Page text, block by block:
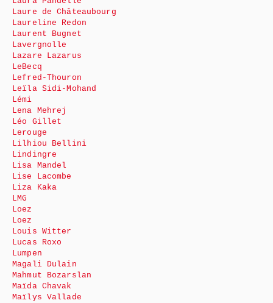
Laure de Châteaubourg
Laureline Redon
Laurent Bugnet
Lavergnolle
Lazare Lazarus
LeBecq
Lefred-Thouron
Leïla Sidi-Mohand
Lémi
Lena Mehrej
Léo Gillet
Lerouge
Lilhiou Bellini
Lindingre
Lisa Mandel
Lise Lacombe
Liza Kaka
LMG
Loez
Loez
Louis Witter
Lucas Roxo
Lumpen
Magali Dulain
Mahmut Bozarslan
Maïda Chavak
Maïlys Vallade